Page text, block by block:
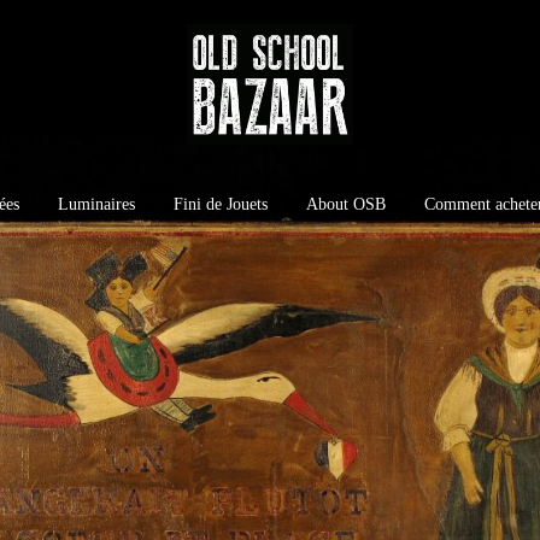
Luminaires Fini de Jouets About OSB Comment